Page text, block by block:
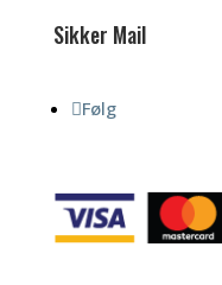
Sikker Mail
Følg